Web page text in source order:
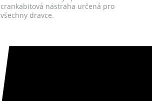
crankabitová nástraha určená pro
všechny dravce.